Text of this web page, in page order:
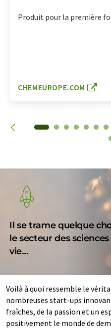
Produit pour la première
CHEMEUROPE.COM
Il se trame quelque
le secteur des
vie…
Voilà à quoi ressemble le
nombreuses start-ups
fraîches, de la passion et un
positivement le monde de